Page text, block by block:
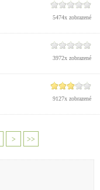
5474x zobrazené
3972x zobrazené
9127x zobrazené
> >>